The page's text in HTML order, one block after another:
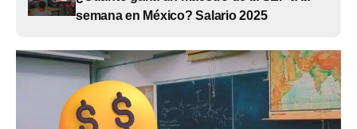
semana en México? Salario 2025